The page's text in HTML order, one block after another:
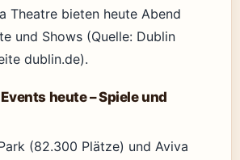
Theatre bieten heute Abend
und Shows (Quelle: Dublin
dublin.de).
heute – Spiele und
(82.300 Plätze) und Aviva